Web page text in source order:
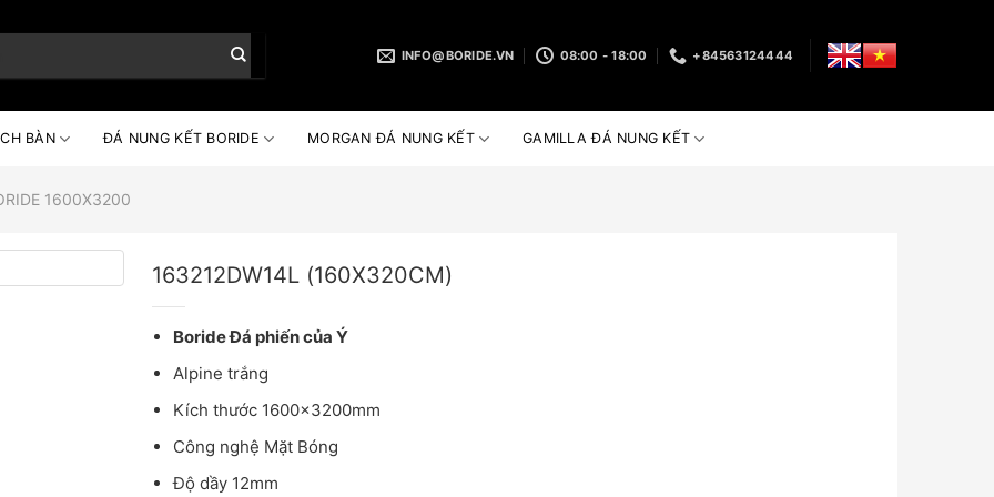
INFO@BORIDE.VN 08:00 - 18:00 +84563124444
BÀN ĐÁ NUNG KẾT BORIDE MORGAN ĐÁ NUNG KẾT GAMILLA ĐÁ NUNG KẾT
1600X3200
163212DW14L (160X320CM)
Boride Đá phiến của Ý
Alpine trắng
Kích thước 1600x3200mm
Công nghệ Mặt Bóng
Độ dầy 12mm